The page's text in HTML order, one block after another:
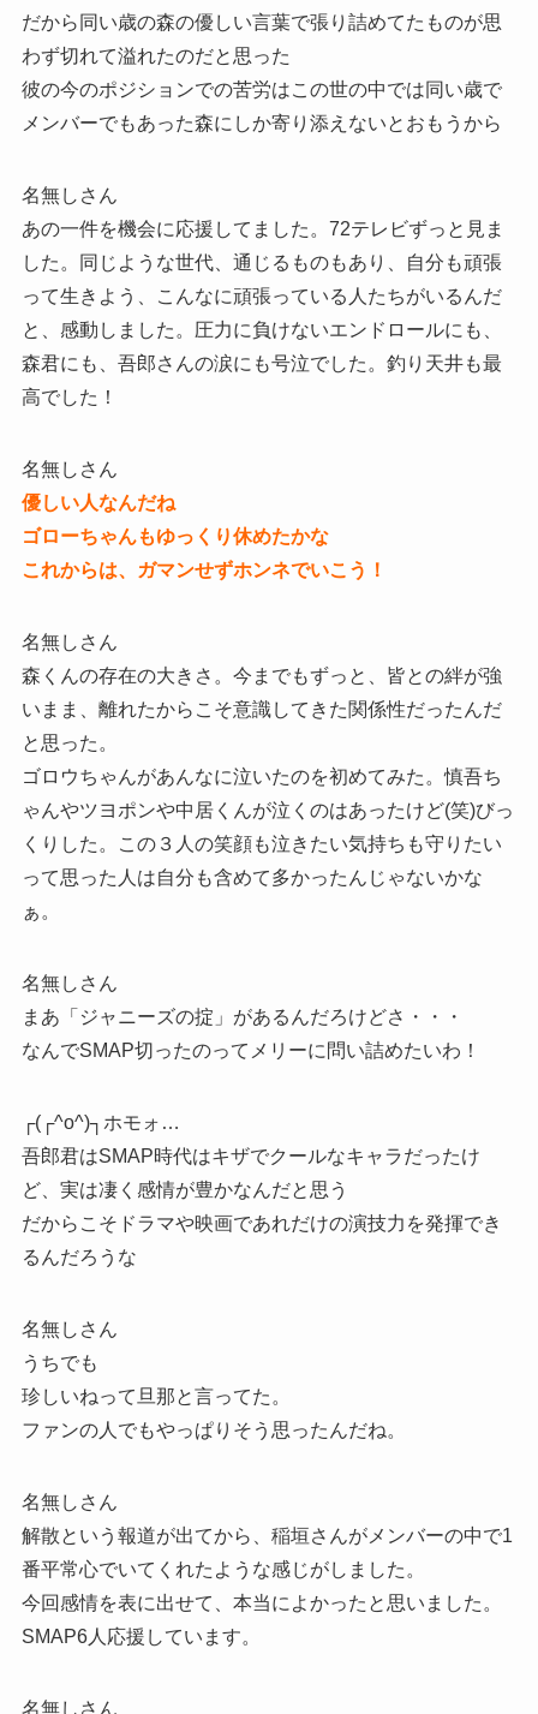
だから同い歳の森の優しい言葉で張り詰めてたものが思
わず切れて溢れたのだと思った
彼の今のポジションでの苦労はこの世の中では同い歳で
メンバーでもあった森にしか寄り添えないとおもうから
名無しさん
あの一件を機会に応援してました。72テレビずっと見ま
した。同じような世代、通じるものもあり、自分も頑張
って生きよう、こんなに頑張っている人たちがいるんだ
と、感動しました。圧力に負けないエンドロールにも、
森君にも、吾郎さんの涙にも号泣でした。釣り天井も最
高でした！
名無しさん
優しい人なんだね
ゴローちゃんもゆっくり休めたかな
これからは、ガマンせずホンネでいこう！
名無しさん
森くんの存在の大きさ。今までもずっと、皆との絆が強
いまま、離れたからこそ意識してきた関係性だったんだ
と思った。
ゴロウちゃんがあんなに泣いたのを初めてみた。慎吾ち
ゃんやツヨポンや中居くんが泣くのはあったけど(笑)びっ
くりした。この３人の笑顔も泣きたい気持ちも守りたい
って思った人は自分も含めて多かったんじゃないかな
ぁ。
名無しさん
まあ「ジャニーズの掟」があるんだろけどさ・・・
なんでSMAP切ったのってメリーに問い詰めたいわ！
┌(┌^о^)┐ホモォ…
吾郎君はSMAP時代はキザでクールなキャラだったけ
ど、実は凄く感情が豊かなんだと思う
だからこそドラマや映画であれだけの演技力を発揮でき
るんだろうな
名無しさん
うちでも
珍しいねって旦那と言ってた。
ファンの人でもやっぱりそう思ったんだね。
名無しさん
解散という報道が出てから、稲垣さんがメンバーの中で1
番平常心でいてくれたような感じがしました。
今回感情を表に出せて、本当によかったと思いました。
SMAP6人応援しています。
名無しさん